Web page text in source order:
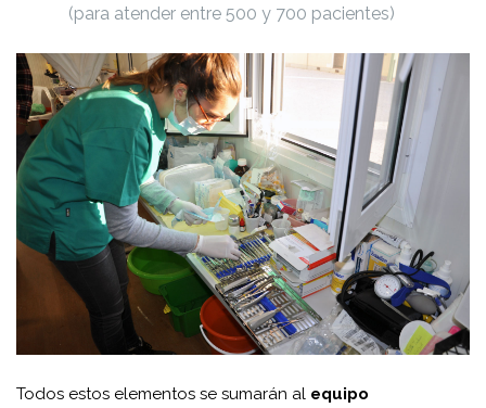
(para atender entre 500 y 700 pacientes)
Todos estos elementos se sumarán al equipo